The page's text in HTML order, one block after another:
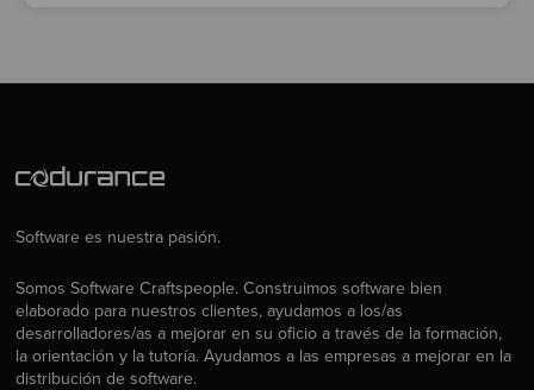
Software es nuestra pasión.
Somos Software Craftspeople. Construimos software bien
elaborado para nuestros clientes, ayudamos a los/as
desarrolladores/as a mejorar en su oficio a través de la formación,
la orientación y la tutoría. Ayudamos a las empresas a mejorar en la
distribución de software.